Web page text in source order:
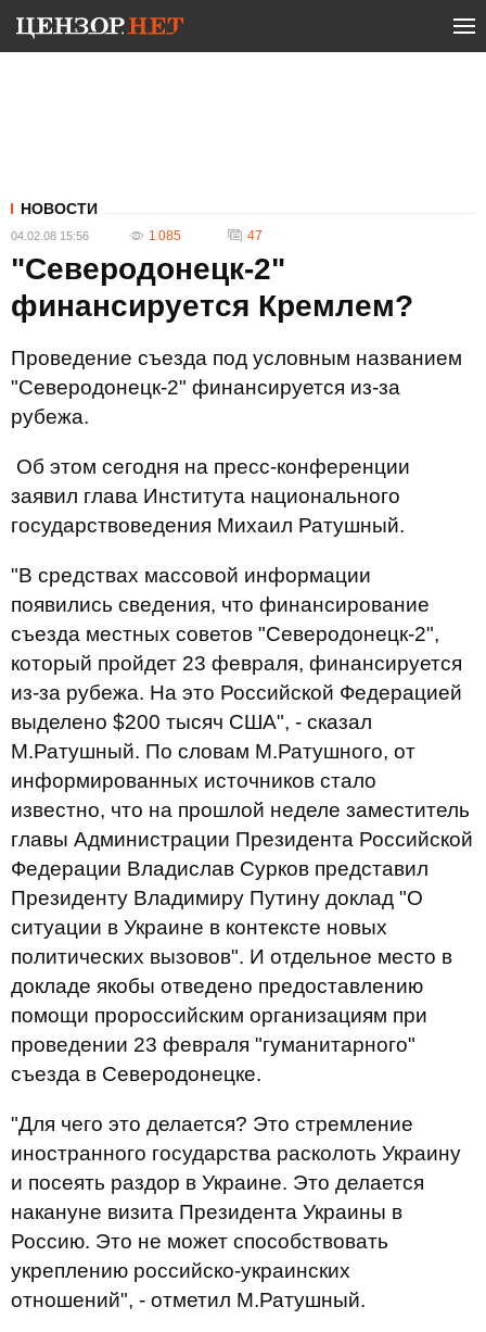
НОВОСТИ
04.02.08 15:56 1 085 47
"Северодонецк-2"
финансируется Кремлем?
Проведение съезда под условным названием
"Северодонецк-2" финансируется из-за
рубежа.
Об этом сегодня на пресс-конференции
заявил глава Института национального
государствоведения Михаил Ратушный.
"В средствах массовой информации
появились сведения, что финансирование
съезда местных советов "Северодонецк-2",
который пройдет 23 февраля, финансируется
из-за рубежа. На это Российской Федерацией
выделено $200 тысяч США", - сказал
М.Ратушный. По словам М.Ратушного, от
информированных источников стало
известно, что на прошлой неделе заместитель
главы Администрации Президента Российской
Федерации Владислав Сурков представил
Президенту Владимиру Путину доклад "О
ситуации в Украине в контексте новых
политических вызовов". И отдельное место в
докладе якобы отведено предоставлению
помощи пророссийским организациям при
проведении 23 февраля "гуманитарного"
съезда в Северодонецке.
"Для чего это делается? Это стремление
иностранного государства расколоть Украину
и посеять раздор в Украине. Это делается
накануне визита Президента Украины в
Россию. Это не может способствовать
укреплению российско-украинских
отношений", - отметил М.Ратушный.